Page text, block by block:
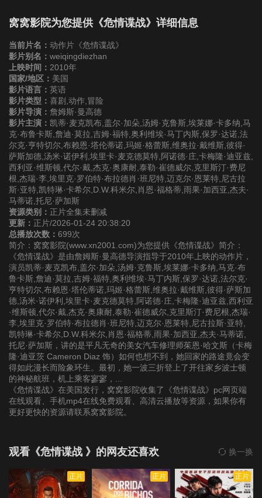
窝窝影院为您提供《危情谍战》详细信息
当前片名： 动作片《危情谍战》
影片别名： weiqingdiezhan
上映时间： 2010年
国家/地区： 美国
影片语言： 英语
影片类型： 喜剧,动作,冒险
影片导演： 詹姆斯·曼高德
影片主演： 凯蒂·麦克凯布,盖尔·加朵,汤姆·克鲁斯,埃莱娜·卡多纳,马
克·布鲁卡斯,詹迪·莫拉,吉姆·福特,奥利维埃·马丁内斯,保罗·达诺,法
尔克·亨特切尔,布赖恩·塔伦蒂诺,玛姬·格蕾斯,维奥拉·戴维斯,彼得·
萨斯加德,汤米·诺伊利,埃里卡·麦克德莫特,阿诺德·庄,卡梅隆·迪亚兹,
西利亚·维斯顿,代尔·戴,杰克·奥康耐,泰勒·崔德威尔,克里斯汀·费尼
根,杰瑞·李,埃里克·罗伯特·布拉德肖·班尼特,迈克尔·恩莱特,尼古拉
斯·亚特,凯特琳·卡希尔,D.W.科米尔,肖恩·福格蒂,雨果·加西亚,杰夫·
马蒂诺,托尼·萨加斯
资源类别： 正片全集未删减
更新： 正片/2026-01-24 20:38:20
总播放次数： 699次
简介：窝窝影院(www.xn2001.com)为您提供《危情谍战》简介：
《危情谍战》是由詹姆斯·曼高德导演指导于2010年上映的动作片，
演员凯蒂·麦克凯布,盖尔·加朵,汤姆·克鲁斯,埃莱娜·卡多纳,马克·布
鲁卡斯,詹迪·莫拉,吉姆·福特,奥利维埃·马丁内斯,保罗·达诺,法尔克·
亨特切尔,布赖恩·塔伦蒂诺,玛姬·格蕾斯,维奥拉·戴维斯,彼得·萨斯加
德,汤米·诺伊利,埃里卡·麦克德莫特,阿诺德·庄,卡梅隆·迪亚兹,西利亚
·维斯顿,代尔·戴,杰克·奥康耐,泰勒·崔德威尔,克里斯汀·费尼根,杰瑞·
李,埃里克·罗伯特·布拉德肖·班尼特,迈克尔·恩莱特,尼古拉斯·亚特,
凯特琳·卡希尔,D.W.科米尔,肖恩·福格蒂,雨果·加西亚,杰夫·马蒂诺,
托尼·萨加斯，讲的是平凡无奇的美女汽车修理师茱恩·哈文斯（卡梅
隆·迪亚茨 Cameron Diaz 饰）如何也想不到，她回家的路途竟会变
得如此漫长而险象环生。最初，她一波三折登上了开往家乡波士顿
的神秘航班，机上乘客寥寥，...
《危情谍战》在美国发行，窝窝影院收集了《危情谍战》pc网页端
在线观看、手机mp4在线免费观看、高清云播放等资源，如果你有
更好更快的资源请联系窝窝影院。
观看《危情谍战 》的网友还喜欢 换一换
正片 正片 正片